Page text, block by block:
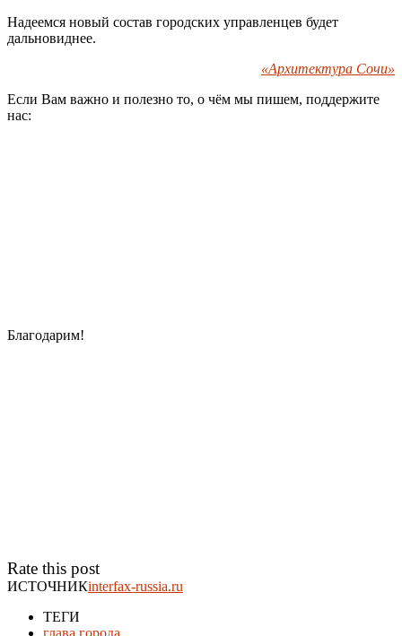
Надеемся новый состав городских управленцев будет
дальновиднее.
«Архитектура Сочи»
Если Вам важно и полезно то, о чём мы пишем, поддержите
нас:
Благодарим!
Rate this post
ИСТОЧНИКinterfax-russia.ru
ТЕГИ
глава города